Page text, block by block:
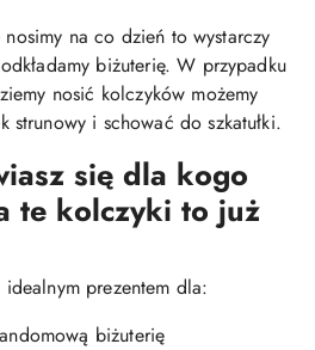
na co dzień to wystarczy
biżuterię. W przypadku
nosić kolczyków możemy
strunowy i schować do szkatułki.
się dla kogo
te kolczyki to już
prezentem dla:
biżuterię